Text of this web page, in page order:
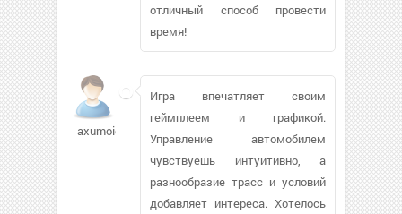
отличный способ провести
время!
axumoid
Игра впечатляет своим
геймплеем и графикой.
Управление автомобилем
чувствуешь интуитивно, а
разнообразие трасс и условий
добавляет интереса. Хотелось